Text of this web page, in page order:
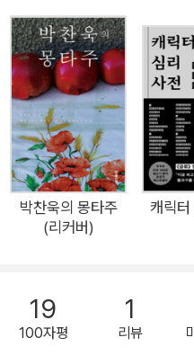
로 이름을 알리기 이전에 평론
글들에서 우리는 대한민국의
력과 영감의 원천을 발견할 수
편의 영화를 고른 『박찬욱의
대한 열망을 채워준 영화들에
말한 박찬욱 감독의 사진전 〈
새롭게 표지를 단장했다. 계단
는 사진이다. 영화감독, 제작
진작가로서의 면모까지 한 권
박찬욱의 몽타주
(리커버)
캐릭터
19
100자평
1
리뷰